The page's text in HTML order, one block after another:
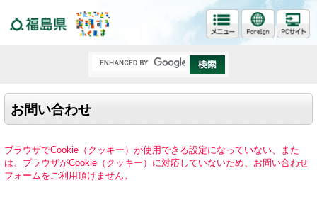
お問い合わせ
ブラウザでCookie（クッキー）が使用できる設定になっていない、また
は、ブラウザがCookie（クッキー）に対応していないため、お問い合わせ
フォームをご利用頂けません。